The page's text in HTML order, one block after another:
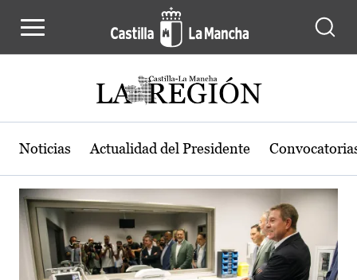
Actualidad de la región de Castilla-
Noticias Actualidad del Presidente